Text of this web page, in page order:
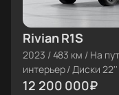
Rivian R1S
2023 /483 км / На
интерьер/Диски 22''
12 200 000₽
≈ €126 648